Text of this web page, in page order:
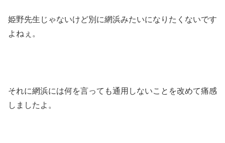
姫野先生じゃないけど別に網浜みたいになりたくないです
よねぇ。
それに網浜には何を言っても通用しないことを改めて痛感
しましたよ。